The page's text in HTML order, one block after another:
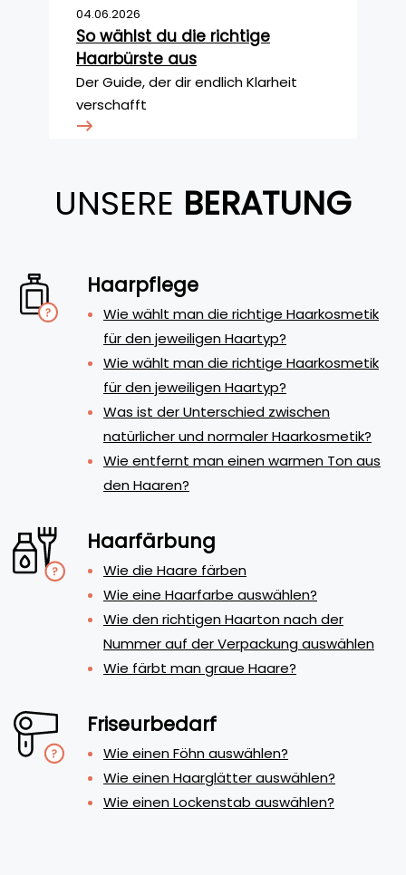
04.06.2026
So wählst du die richtige
Haarbürste aus
Der Guide, der dir endlich Klarheit
verschafft
UNSERE BERATUNG
Haarpflege
Wie wählt man die richtige Haarkosmetik
für den jeweiligen Haartyp?
Wie wählt man die richtige Haarkosmetik
für den jeweiligen Haartyp?
Was ist der Unterschied zwischen
natürlicher und normaler Haarkosmetik?
Wie entfernt man einen warmen Ton aus
den Haaren?
Haarfärbung
Wie die Haare färben
Wie eine Haarfarbe auswählen?
Wie den richtigen Haarton nach der
Nummer auf der Verpackung auswählen
Wie färbt man graue Haare?
Friseurbedarf
Wie einen Föhn auswählen?
Wie einen Haarglätter auswählen?
Wie einen Lockenstab auswählen?